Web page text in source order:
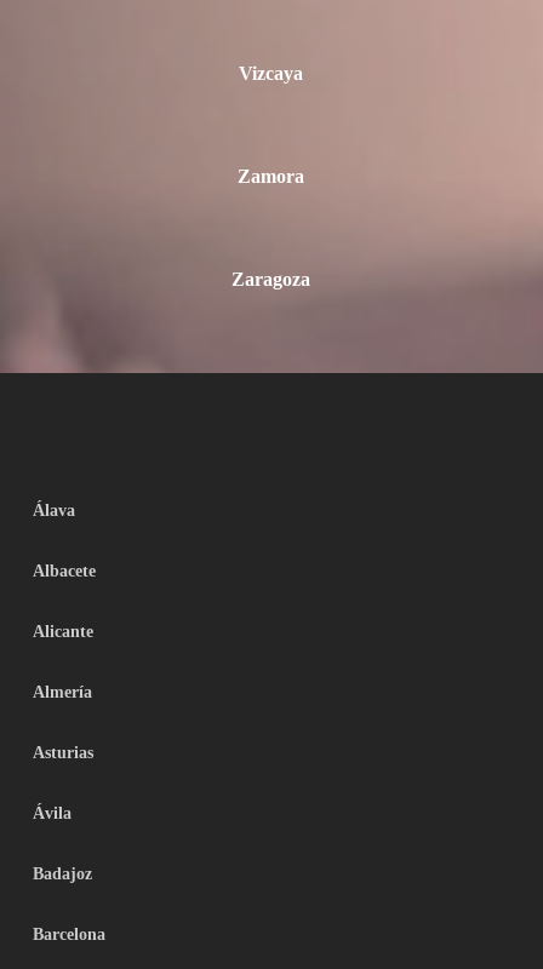
Vizcaya
Zamora
Zaragoza
Álava
Albacete
Alicante
Almería
Asturias
Ávila
Badajoz
Barcelona